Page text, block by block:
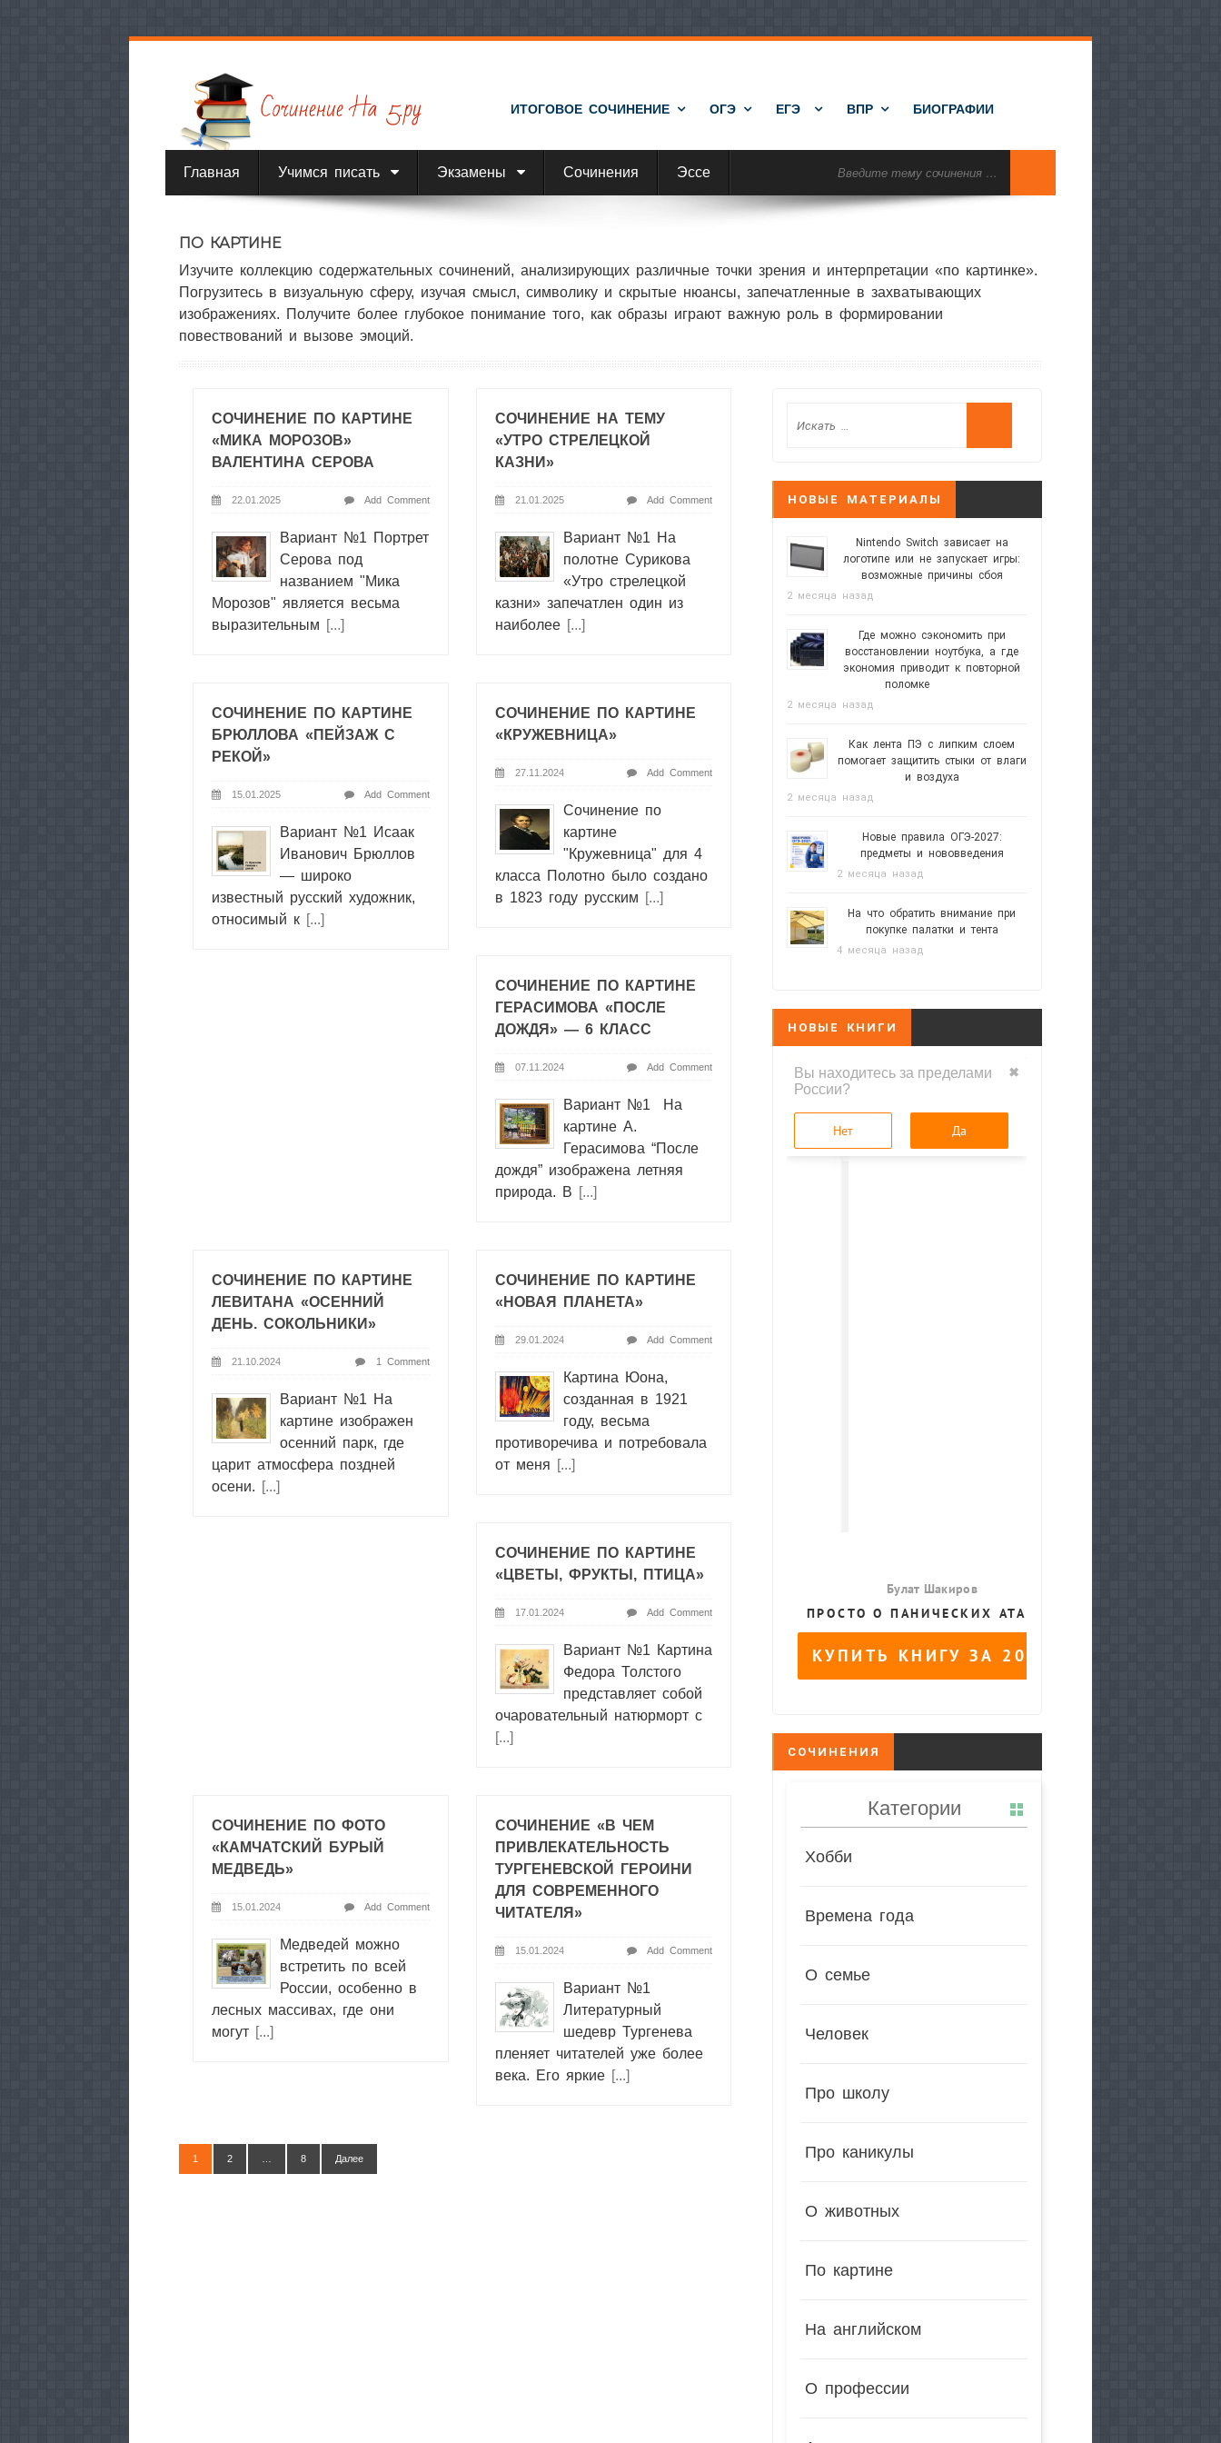
ИТОГОВОЕ СОЧИНЕНИЕ ОГЭ ЕГЭ ВПР БИОГРАФИИ
Главная Учимся писать Экзамены Сочинения Эссе
ПО КАРТИНЕ
Изучите коллекцию содержательных сочинений, анализирующих различные точки зрения и интерпретации «по картинке».
Погрузитесь в визуальную сферу, изучая смысл, символику и скрытые нюансы, запечатленные в захватывающих
изображениях. Получите более глубокое понимание того, как образы играют важную роль в формировании
повествований и вызове эмоций.
СОЧИНЕНИЕ ПО КАРТИНЕ
«МИКА МОРОЗОВ»
ВАЛЕНТИНА СЕРОВА
22.01.2025 Add Comment
Вариант №1 Портрет
Серова под
названием "Мика
Морозов" является весьма
выразительным [...]
СОЧИНЕНИЕ НА ТЕМУ
«УТРО СТРЕЛЕЦКОЙ
КАЗНИ»
21.01.2025 Add Comment
Вариант №1 На
полотне Сурикова
«Утро стрелецкой
казни» запечатлен один из
наиболее [...]
СОЧИНЕНИЕ ПО КАРТИНЕ
БРЮЛЛОВА «ПЕЙЗАЖ С
РЕКОЙ»
15.01.2025 Add Comment
Вариант №1 Исаак
Иванович Брюллов
— широко
известный русский художник,
относимый к [...]
СОЧИНЕНИЕ ПО КАРТИНЕ
«КРУЖЕВНИЦА»
27.11.2024 Add Comment
Сочинение по
картине
"Кружевница" для 4
класса Полотно было создано
в 1823 году русским [...]
СОЧИНЕНИЕ ПО КАРТИНЕ
ГЕРАСИМОВА «ПОСЛЕ
ДОЖДЯ» — 6 КЛАСС
07.11.2024 Add Comment
Вариант №1 На
картине А.
Герасимова “После
дождя” изображена летняя
природа. В [...]
СОЧИНЕНИЕ ПО КАРТИНЕ
ЛЕВИТАНА «ОСЕННИЙ
ДЕНЬ. СОКОЛЬНИКИ»
21.10.2024 1 Comment
Вариант №1 На
картине изображен
осенний парк, где
царит атмосфера поздней
осени. [...]
СОЧИНЕНИЕ ПО КАРТИНЕ
«НОВАЯ ПЛАНЕТА»
29.01.2024 Add Comment
Картина Юона,
созданная в 1921
году, весьма
противоречива и потребовала
от меня [...]
СОЧИНЕНИЕ ПО КАРТИНЕ
«ЦВЕТЫ, ФРУКТЫ, ПТИЦА»
17.01.2024 Add Comment
Вариант №1 Картина
Федора Толстого
представляет собой
очаровательный натюрморт с
[...]
СОЧИНЕНИЕ ПО ФОТО
«КАМЧАТСКИЙ БУРЫЙ
МЕДВЕДЬ»
15.01.2024 Add Comment
Медведей можно
встретить по всей
России, особенно в
лесных массивах, где они
могут [...]
СОЧИНЕНИЕ «В ЧЕМ
ПРИВЛЕКАТЕЛЬНОСТЬ
ТУРГЕНЕВСКОЙ ГЕРОИНИ
ДЛЯ СОВРЕМЕННОГО
ЧИТАТЕЛЯ»
15.01.2024 Add Comment
Вариант №1
Литературный
шедевр Тургенева
пленяет читателей уже более
века. Его яркие [...]
1 2 8 Далее
НОВЫЕ МАТЕРИАЛЫ
Nintendo Switch зависает на
логотипе или не запускает игры:
возможные причины сбоя
2 месяца назад
Где можно сэкономить при
восстановлении ноутбука, а где
экономия приводит к повторной
поломке
2 месяца назад
Как лента ПЭ с липким слоем
помогает защитить стыки от влаги
и воздуха
2 месяца назад
Новые правила ОГЭ-2027:
предметы и нововведения
2 месяца назад
На что обратить внимание при
покупке палатки и тента
4 месяца назад
НОВЫЕ КНИГИ
СОЧИНЕНИЯ
Категории
Хобби
Времена года
О семье
Человек
Про школу
Про каникулы
О животных
По картине
На английском
О профессии